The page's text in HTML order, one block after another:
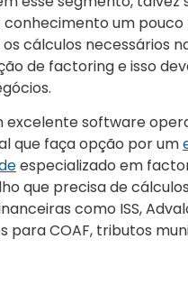
conhecimento um
cálculos necessários
de factoring e isso
excelente software
que faça opção por um
especializado em
que precisa de
como ISS,
para COAF, tributos